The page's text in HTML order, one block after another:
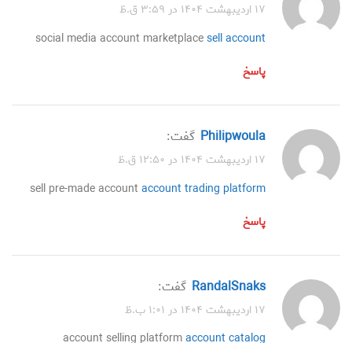
۱۷ اردیبهشت ۱۴۰۴ در ۳:۵۹ ق.ظ
social media account marketplacesell account
پاسخ
Philipwoula گفت:
۱۷ اردیبهشت ۱۴۰۴ در ۱۲:۵۰ ق.ظ
sell pre-made account account trading platform
پاسخ
RandalSnaks گفت:
۱۷ اردیبهشت ۱۴۰۴ در ۱:۰۱ ب.ظ
account selling platformaccount catalog